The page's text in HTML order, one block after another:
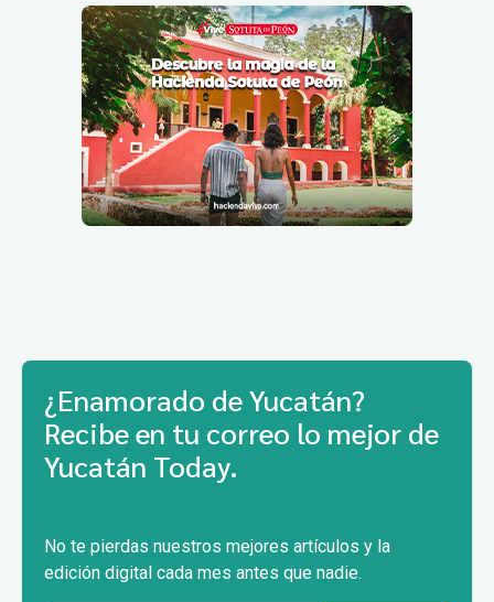
¿Enamorado de Yucatán?
Recibe en tu correo lo mejor de
Yucatán Today.
No te pierdas nuestros mejores artículos y la
edición digital cada mes antes que nadie.